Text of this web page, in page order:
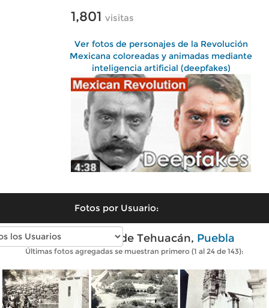
1,801 visitas
Ver fotos de personajes de la Revolución
Mexicana coloreadas y animadas mediante
inteligencia artificial (deepfakes)
Fotos por Usuario:
Fotos antiguas de Tehuacán, Puebla
Últimas fotos agregadas se muestran primero (1 al 24 de 143):